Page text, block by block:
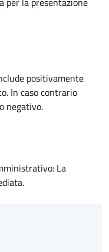
positivamente
In caso contrario
negativo.
La